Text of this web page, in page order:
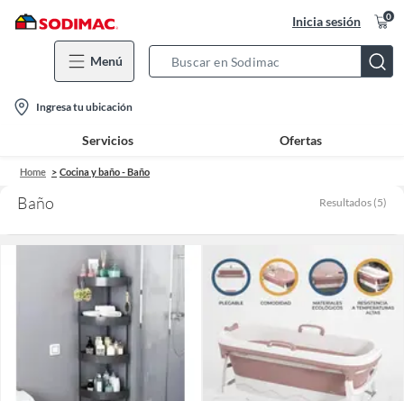
Inicia sesión 0
Menú
Bar
location-
icon
Ingresa tu ubicación
Servicios Ofertas
Home Cocina y baño - Baño
Baño Resultados (5)